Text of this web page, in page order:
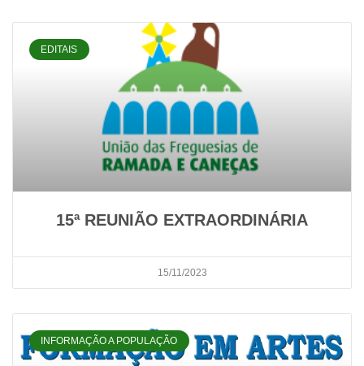
EDITAIS
15ª REUNIÃO EXTRAORDINÁRIA
15/11/2023
INFORMAÇÃO A POPULAÇÃO